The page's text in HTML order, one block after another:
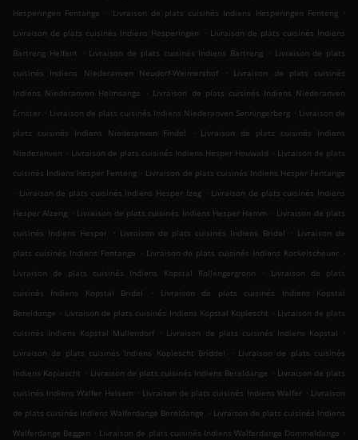
Hesperingen Fentange
. Livraison de plats cuisinés Indiens Hesperingen Fenteng .
Livraison de plats cuisinés Indiens Hesperingen
. Livraison de plats cuisinés Indiens
Bartreng Helfent
. Livraison de plats cuisinés Indiens Bartreng . Livraison de plats
cuisinés Indiens Niederanven Neudorf-Weimershof
.
Livraison de plats cuisinés
Indiens Niederanven Helmsange
. Livraison de plats cuisinés Indiens Niederanven
Ernster . Livraison de plats cuisinés Indiens Niederanven Senningerberg . Livraison de
plats cuisinés Indiens Niederanven Findel
. Livraison de plats cuisinés Indiens
Niederanven . Livraison de plats cuisinés Indiens Hesper Houwald . Livraison de plats
cuisinés Indiens Hesper Fenteng . Livraison de plats cuisinés Indiens Hesper Fentange
. Livraison de plats cuisinés Indiens Hesper Izeg . Livraison de plats cuisinés Indiens
Hesper Alzeng . Livraison de plats cuisinés Indiens Hesper Hamm . Livraison de plats
cuisinés Indiens Hesper
. Livraison de plats cuisinés Indiens Bridel . Livraison de
plats cuisinés Indiens Fentange . Livraison de plats cuisinés Indiens Kockelscheuer .
Livraison de plats cuisinés Indiens Kopstal Rollengergronn
.
Livraison de plats
cuisinés Indiens Kopstal Bridel
.
Livraison de plats cuisinés Indiens Kopstal
Bereldange . Livraison de plats cuisinés Indiens Kopstal Koplescht . Livraison de plats
cuisinés Indiens Kopstal Mullendorf . Livraison de plats cuisinés Indiens Kopstal
.
Livraison de plats cuisinés Indiens Koplescht Briddel
. Livraison de plats cuisinés
Indiens Koplescht . Livraison de plats cuisinés Indiens Bereldange . Livraison de plats
cuisinés Indiens Walfer Helsem . Livraison de plats cuisinés Indiens Walfer . Livraison
de plats cuisinés Indiens Walferdange Bereldange . Livraison de plats cuisinés Indiens
Walferdange Beggen . Livraison de plats cuisinés Indiens Walferdange Dommeldange .